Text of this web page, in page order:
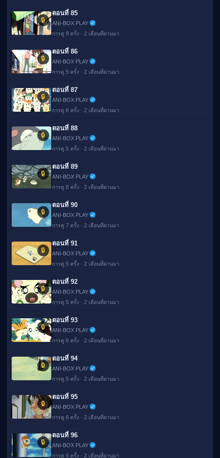
🔒
ตอนที่ 85
ANI-BOX PLAY
การดู 9 ครั้ง · 2 เดือนที่ผ่านมา
🔒
ตอนที่ 86
ANI-BOX PLAY
การดู 5 ครั้ง · 2 เดือนที่ผ่านมา
🔒
ตอนที่ 87
ANI-BOX PLAY
การดู 6 ครั้ง · 2 เดือนที่ผ่านมา
🔒
ตอนที่ 88
ANI-BOX PLAY
การดู 5 ครั้ง · 2 เดือนที่ผ่านมา
🔒
ตอนที่ 89
ANI-BOX PLAY
การดู 8 ครั้ง · 2 เดือนที่ผ่านมา
🔒
ตอนที่ 90
ANI-BOX PLAY
การดู 7 ครั้ง · 2 เดือนที่ผ่านมา
🔒
ตอนที่ 91
ANI-BOX PLAY
การดู 5 ครั้ง · 2 เดือนที่ผ่านมา
🔒
ตอนที่ 92
ANI-BOX PLAY
การดู 5 ครั้ง · 2 เดือนที่ผ่านมา
🔒
ตอนที่ 93
ANI-BOX PLAY
การดู 6 ครั้ง · 2 เดือนที่ผ่านมา
🔒
ตอนที่ 94
ANI-BOX PLAY
การดู 5 ครั้ง · 2 เดือนที่ผ่านมา
🔒
ตอนที่ 95
ANI-BOX PLAY
การดู 6 ครั้ง · 2 เดือนที่ผ่านมา
🔒
ตอนที่ 96
ANI-BOX PLAY
การดู 6 ครั้ง · 2 เดือนที่ผ่านมา